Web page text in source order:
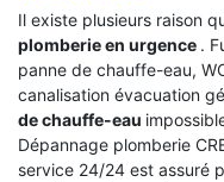
Il existe plusieurs raison
plomberie en urgence .
panne de chauffe-eau,
canalisation évacuation
de chauffe-eau
Dépannage plomberie
service 24/24 est assuré